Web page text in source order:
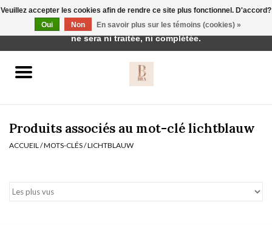
Réduction
Produits associés au mot-clé lichtblauw
ACCUEIL /MOTS-CLÉS/LICHTBLAUW
Veuillez accepter les cookies afin de rendre ce site plus fonctionnel. D'accord?
Oui
Non En savoir plus sur les témoins (cookies) »
Cette boutique est en construction. Toute commande passée
ne sera ni traitée, ni complétée.